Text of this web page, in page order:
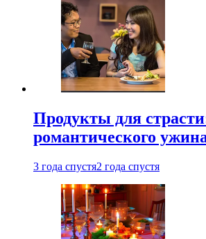
Продукты для
романтического
3 года спустя2 года спустя